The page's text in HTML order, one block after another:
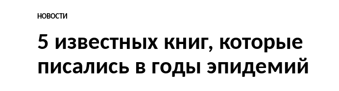
НОВОСТИ
5 известных книг, которые
писались в годы эпидемий